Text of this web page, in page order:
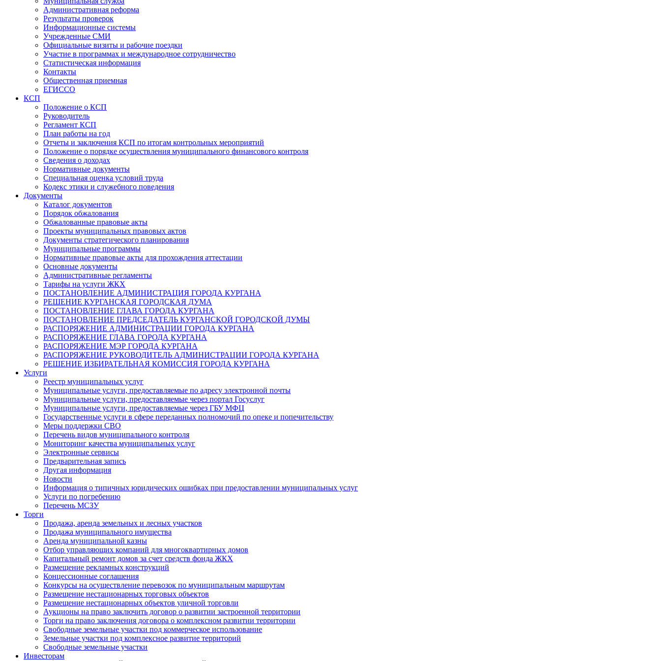
Административная реформа
Результаты проверок
Информационные системы
Учрежденные СМИ
Официальные визиты и рабочие поездки
Участие в программах и международное сотрудничество
Статистическая информация
Контакты
Общественная приемная
ЕГИССО
КСП
Положение о КСП
Руководитель
Регламент КСП
План работы на год
Отчеты и заключения КСП по итогам контрольных мероприятий
Положение о порядке осуществления муниципального финансового контроля
Сведения о доходах
Нормативные документы
Специальная оценка условий труда
Кодекс этики и служебного поведения
Документы
Каталог документов
Порядок обжалования
Обжалованные правовые акты
Проекты муниципальных правовых актов
Документы стратегического планирования
Муниципальные программы
Нормативные правовые акты для прохождения аттестации
Основные документы
Административные регламенты
Тарифы на услуги ЖКХ
ПОСТАНОВЛЕНИЕ АДМИНИСТРАЦИЯ ГОРОДА КУРГАНА
РЕШЕНИЕ КУРГАНСКАЯ ГОРОДСКАЯ ДУМА
ПОСТАНОВЛЕНИЕ ГЛАВА ГОРОДА КУРГАНА
ПОСТАНОВЛЕНИЕ ПРЕДСЕДАТЕЛЬ КУРГАНСКОЙ ГОРОДСКОЙ ДУМЫ
РАСПОРЯЖЕНИЕ АДМИНИСТРАЦИИ ГОРОДА КУРГАНА
РАСПОРЯЖЕНИЕ ГЛАВА ГОРОДА КУРГАНА
РАСПОРЯЖЕНИЕ МЭР ГОРОДА КУРГАНА
РАСПОРЯЖЕНИЕ РУКОВОДИТЕЛЬ АДМИНИСТРАЦИИ ГОРОДА КУРГАНА
РЕШЕНИЕ ИЗБИРАТЕЛЬНАЯ КОМИССИЯ ГОРОДА КУРГАНА
Услуги
Реестр муниципальных услуг
Муниципальные услуги, предоставляемые по адресу электронной почты
Муниципальные услуги, предоставляемые через портал Госуслуг
Муниципальные услуги, предоставляемые через ГБУ МФЦ
Государственные услуги в сфере переданных полномочий по опеке и попечительству
Меры поддержки СВО
Перечень видов муниципального контроля
Мониторинг качества муниципальных услуг
Электронные сервисы
Предварительная запись
Другая информация
Новости
Информация о типичных юридических ошибках при предоставлении муниципальных услуг
Услуги по погребению
Перечень МСЗУ
Торги
Продажа, аренда земельных и лесных участков
Продажа муниципального имущества
Аренда муниципальной казны
Отбор управляющих компаний для многоквартирных домов
Капитальный ремонт домов за счет средств фонда ЖКХ
Размещение рекламных конструкций
Концессионные соглашения
Конкурсы на осуществление перевозок по муниципальным маршрутам
Размещение нестационарных торговых объектов
Размещение нестационарных объектов уличной торговли
Аукционы на право заключить договор о развитии застроенной территории
Торги на право заключения договора о комплексном развитии территории
Свободные земельные участки под коммерческое использование
Земельные участки под комплексное развитие территорий
Свободные земельные участки
Инвесторам